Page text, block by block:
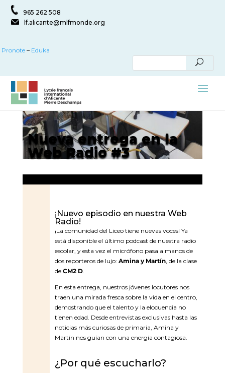
965 262 508
lf.alicante@mlfmonde.org
Pronote – Eduka
Nueva entrega en la
Web Radio #3
¡Nuevo episodio en nuestra Web
Radio!
¡La comunidad del Liceo tiene nuevas voces! Ya
está disponible el último podcast de nuestra radio
escolar, y esta vez el micrófono pasa a manos de
dos reporteros de lujo: Amina y Martín, de la clase
de CM2 D.
En esta entrega, nuestros jóvenes locutores nos
traen una mirada fresca sobre la vida en el centro,
demostrando que el talento y la elocuencia no
tienen edad. Desde entrevistas exclusivas hasta las
noticias más curiosas de primaria, Amina y
Martín nos guían con una energía contagiosa.
¿Por qué escucharlo?